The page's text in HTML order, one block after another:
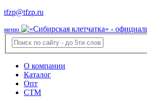
tfzp@tfzp.ru
меню
О компании
Каталог
Опт
СТМ